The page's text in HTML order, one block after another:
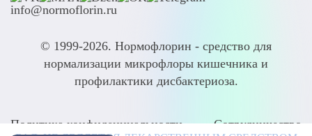
info@normoflorin.ru
© 1999-2026. Нормофлорин - средство для
нормализации микрофлоры кишечника и
профилактики дисбактериоза.
Политика конфиденциальности Сотрудничество